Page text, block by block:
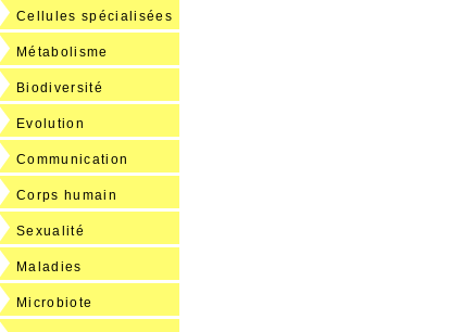
Cellules spécialisées
Métabolisme
Biodiversité
Evolution
Communication
Corps humain
Sexualité
Maladies
Microbiote